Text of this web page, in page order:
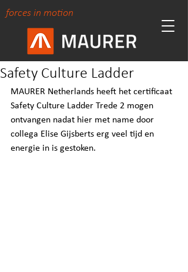
forces in motion
Safety Culture Ladder
MAURER Netherlands heeft het certificaat
Safety Culture Ladder Trede 2 mogen
ontvangen nadat hier met name door
collega Elise Gijsberts erg veel tijd en
energie in is gestoken.